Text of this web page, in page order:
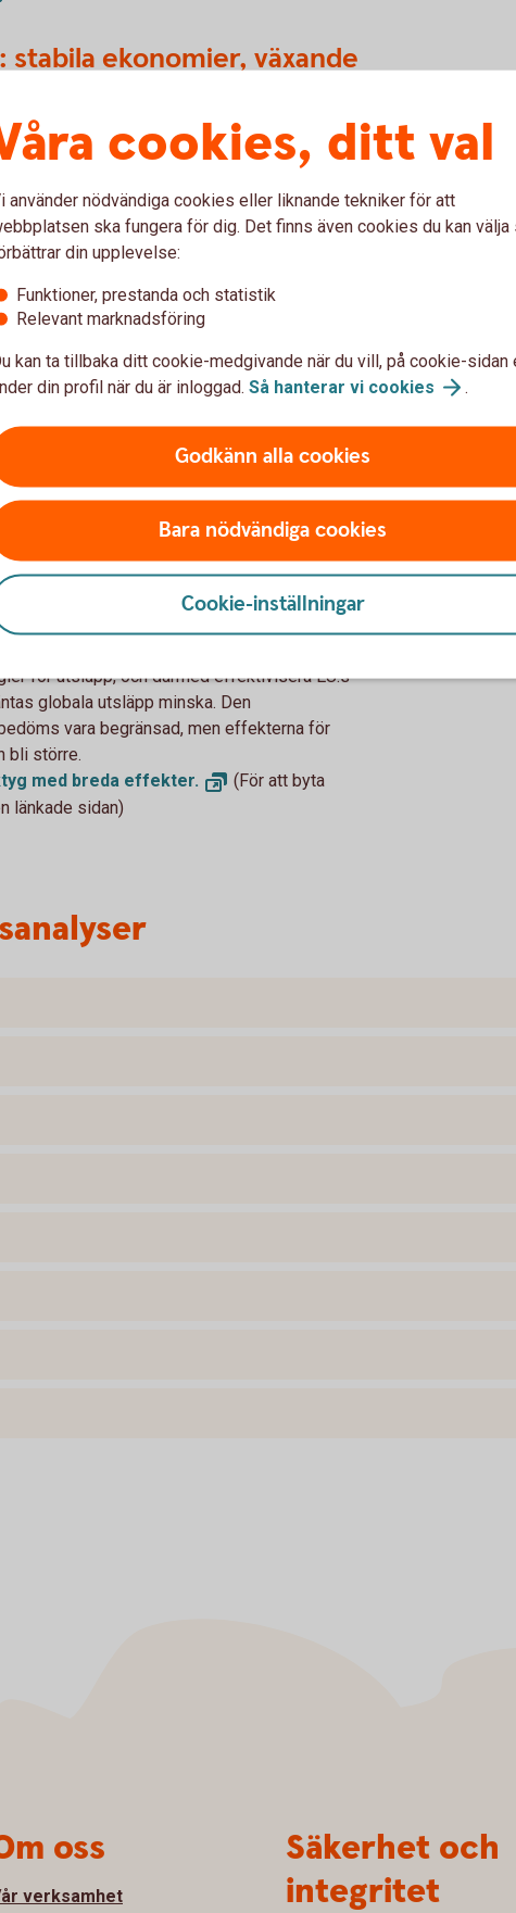
ekonomier, växande
att inflationstrycket ökar
kvarstår
och utlöst en energiprischock, där
Om de fortsätter kan högre olje- och
förnybar produktion är låg och importen
vilket gör Baltikum mer känsligt för
gör de baltiska ländernas mindre
mer utsatta än Sverige. Ändå skulle en
energipriserna, driva inflationen högre och
stabila ekonomier, växandemotvindar
med breda effekter
för ”koldioxidjustering vid gränsen” (CBAM)
till specifika importerade varor. CBAM har
med sitt syfte att täppa till kryphål som
för utsläpp, och därmed effektivisera EU:s
globala utsläpp minska. Den
vara begränsad, men effekterna för
bli större.
med breda effekter.
(För att byta
länkade sidan)
cookies, ditt val
använder nödvändiga cookies eller liknande tekniker för att
ska fungera för dig. Det finns även cookies du kan välja
din upplevelse:
Funktioner, prestanda och statistik
Relevant marknadsföring
kan ta tillbaka ditt cookie-medgivande när du vill, på cookie-sidan
din profil när du är inloggad. Så hanterar vi cookies .
Godkänn alla cookies
Bara nödvändiga cookies
Cookie-inställningar
oss
verksamhet
Säkerhet och
integritet